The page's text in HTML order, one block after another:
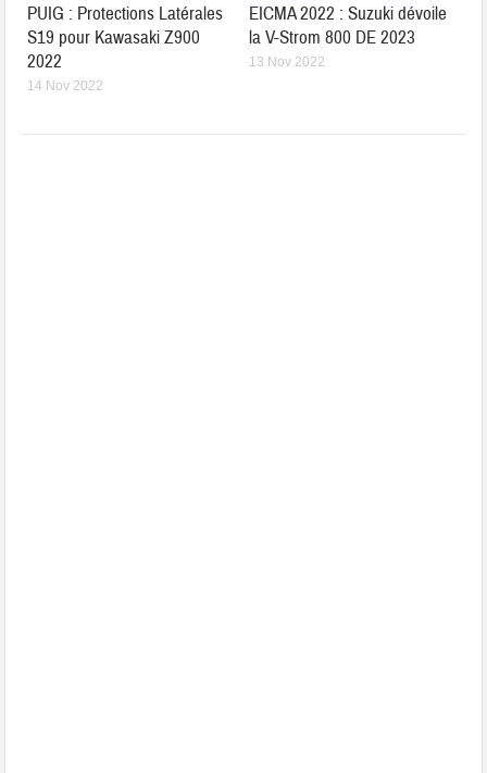
PUIG : Protections Latérales
S19 pour Kawasaki Z900
2022
14 Nov 2022
EICMA 2022 : Suzuki dévoile
la V-Strom 800 DE 2023
13 Nov 2022